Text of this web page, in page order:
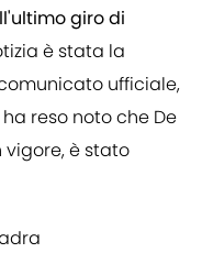
giro di
è stata la
ufficiale,
reso noto che De
vigore, è stato